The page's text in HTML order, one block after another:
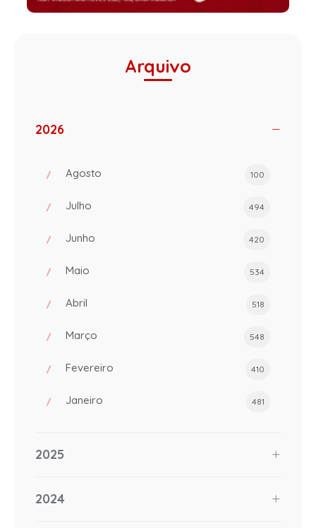
Arquivo
2026
Agosto 100
Julho 494
Junho 420
Maio 534
Abril 518
Março 548
Fevereiro 410
Janeiro 481
2025
2024